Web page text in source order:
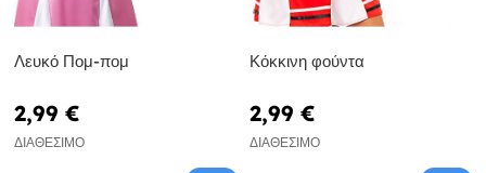
Λευκό Πομ-πομ
2,99 €
ΔΙΑΘΈΣΙΜΟ
Κόκκινη φούντα
2,99 €
ΔΙΑΘΈΣΙΜΟ